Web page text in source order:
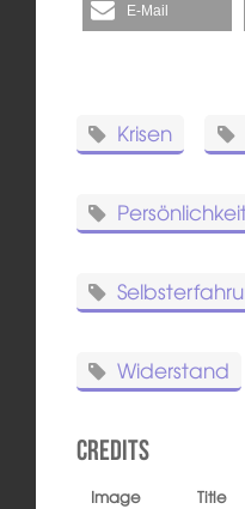
E-Mail
Krisen
Widerstand
Credits
Image Title